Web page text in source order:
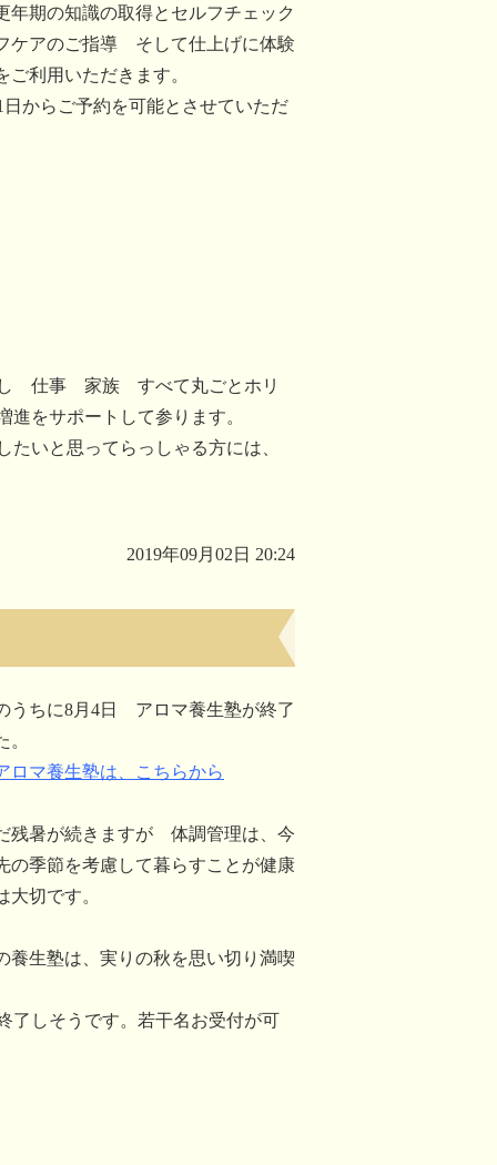
年期の知識の取得とセルフチェック
ケアのご指導 そして仕上げに体験
ご利用いただきます。
からご予約を可能とさせていただ
仕事 家族 すべて丸ごとホリ
をサポートして参ります。
いと思ってらっしゃる方には、
2019年09月02日 20:24
うちに8月4日 アロマ養生塾が終了
。
ロマ養生塾は、こちらから
残暑が続きますが 体調管理は、今
の季節を考慮して暮らすことが健康
大切です。
養生塾は、実りの秋を思い切り満喫
了しそうです。若干名お受付が可